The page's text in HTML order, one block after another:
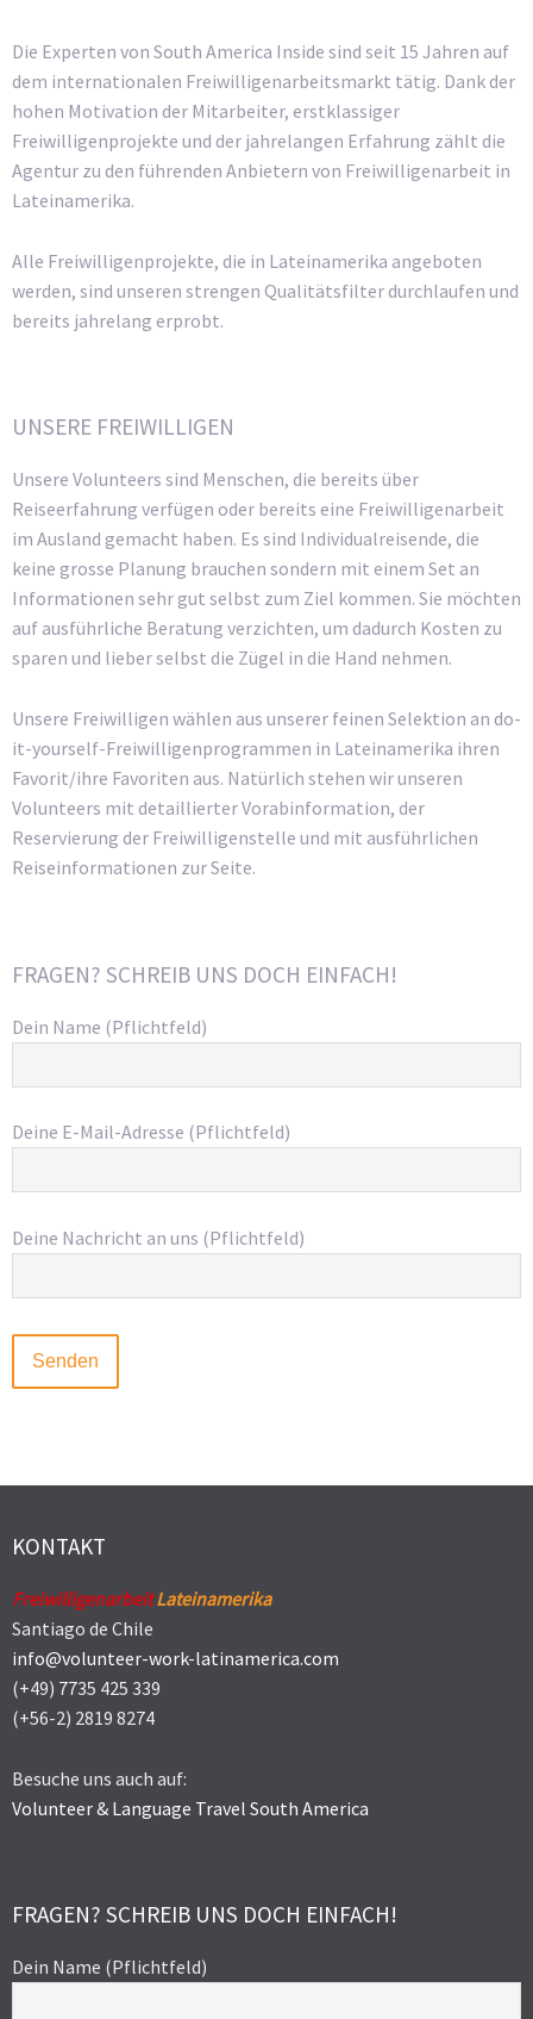
Die Experten von South America Inside sind seit 15 Jahren auf
dem internationalen Freiwilligenarbeitsmarkt tätig. Dank der
hohen Motivation der Mitarbeiter, erstklassiger
Freiwilligenprojekte und der jahrelangen Erfahrung zählt die
Agentur zu den führenden Anbietern von Freiwilligenarbeit in
Lateinamerika.
Alle Freiwilligenprojekte, die in Lateinamerika angeboten
werden, sind unseren strengen Qualitätsfilter durchlaufen und
bereits jahrelang erprobt.
UNSERE FREIWILLIGEN
Unsere Volunteers sind Menschen, die bereits über
Reiseerfahrung verfügen oder bereits eine Freiwilligenarbeit
im Ausland gemacht haben. Es sind Individualreisende, die
keine grosse Planung brauchen sondern mit einem Set an
Informationen sehr gut selbst zum Ziel kommen. Sie möchten
auf ausführliche Beratung verzichten, um dadurch Kosten zu
sparen und lieber selbst die Zügel in die Hand nehmen.
Unsere Freiwilligen wählen aus unserer feinen Selektion an do-
it-yourself-Freiwilligenprogrammen in Lateinamerika ihren
Favorit/ihre Favoriten aus. Natürlich stehen wir unseren
Volunteers mit detaillierter Vorabinformation, der
Reservierung der Freiwilligenstelle und mit ausführlichen
Reiseinformationen zur Seite.
FRAGEN? SCHREIB UNS DOCH EINFACH!
Dein Name (Pflichtfeld)
Deine E-Mail-Adresse (Pflichtfeld)
Deine Nachricht an uns (Pflichtfeld)
KONTAKT
FreiwilligenarbeitLateinamerika
Santiago de Chile
info@volunteer-work-latinamerica.com
(+49) 7735 425 339
(+56-2) 2819 8274
Besuche uns auch auf:
Volunteer & Language Travel South America
FRAGEN? SCHREIB UNS DOCH EINFACH!
Dein Name (Pflichtfeld)